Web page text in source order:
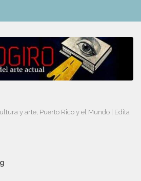
y arte, Puerto Rico y el Mundo | Edita